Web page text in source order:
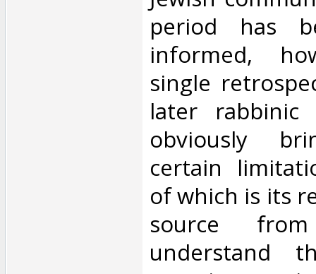
period has
informed,
single
later rabbinic
obviously
certain
of which is its
source
understand